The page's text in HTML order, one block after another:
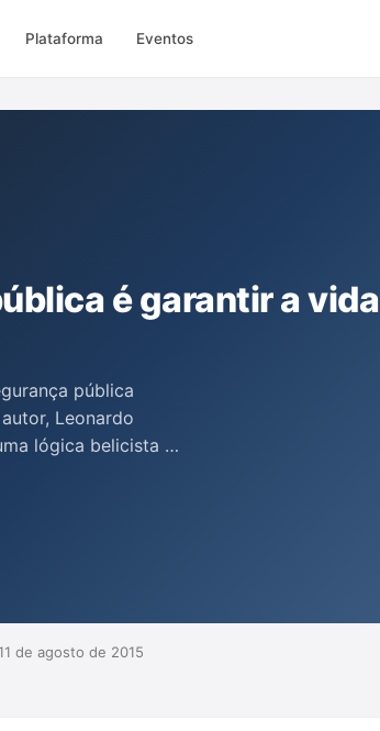
Plataforma Eventos
é garantir a vida
pública
Leonardo
lógica belicista à
romper com
humanos e a
de agosto de 2015